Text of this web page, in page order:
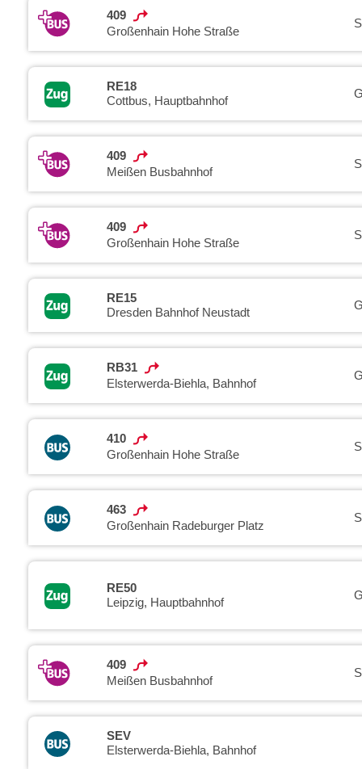
409
Großenhain Hohe Straße
RE18
Cottbus, Hauptbahnhof
409
Meißen Busbahnhof
409
Großenhain Hohe Straße
RE15
Dresden Bahnhof Neustadt
RB31
Elsterwerda-Biehla, Bahnhof
410
Großenhain Hohe Straße
463
Großenhain Radeburger Platz
RE50
Leipzig, Hauptbahnhof
409
Meißen Busbahnhof
SEV
Elsterwerda-Biehla, Bahnhof